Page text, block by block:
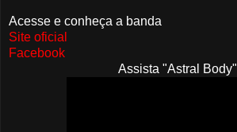
Acesse e conheça a banda
Site oficial
Facebook
Assista "Astral Body"